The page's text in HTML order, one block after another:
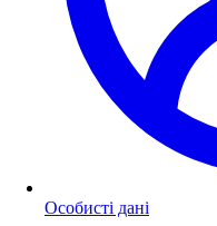
Особисті дані